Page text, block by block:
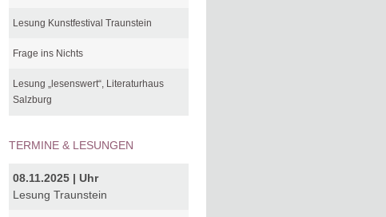
Lesung Kunstfestival Traunstein
Frage ins Nichts
Lesung „lesenswert“, Literaturhaus
Salzburg
TERMINE & LESUNGEN
08.11.2025 | Uhr
Lesung Traunstein